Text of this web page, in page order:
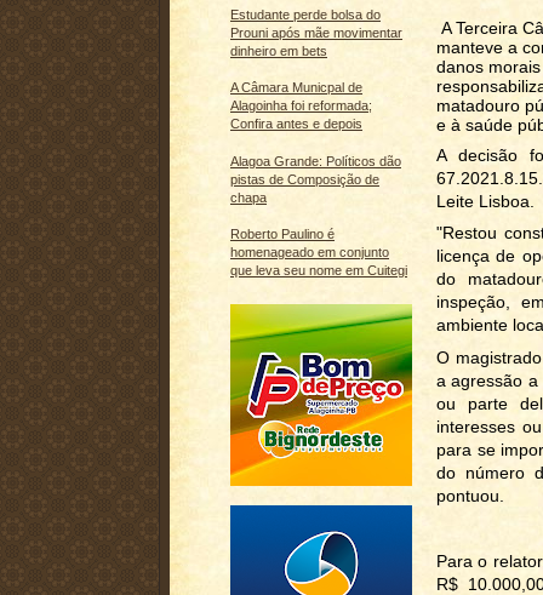
Estudante perde bolsa do
Prouni após mãe movimentar
dinheiro em bets
A Câmara Municpal de
Alagoinha foi reformada;
Confira antes e depois
Alagoa Grande: Políticos dão
pistas de Composição de
chapa
Roberto Paulino é
homenageado em conjunto
que leva seu nome em Cuitegi
A Terceira
manteve a
danos
matadouro
e à saúde
A decisão
Leite Lisboa.
"Restou
licença de
do
inspeção,
ambiente
O
a agressão a
ou parte
interesses
para se
do número
pontuou.
Para o
R$